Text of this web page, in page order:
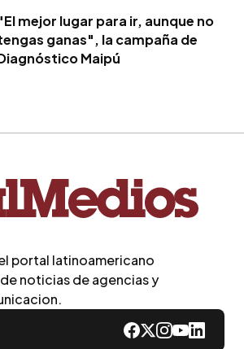
mejor lugar para ir, aunque no
ganas", la campaña de
Maipú
portal latinoamericano
noticias de agencias y